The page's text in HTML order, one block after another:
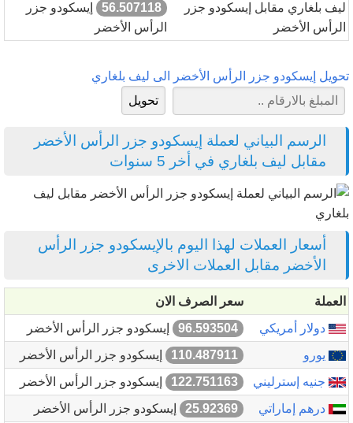
ليف بلغاري مقابل إيسكودو جزر
الرأس الأخضر
56.507118
إيسكودو جزر
الرأس الأخضر
تحويل إيسكودو جزر الرأس الأخضر الى ليف بلغاري
الرسم البياني لعملة إيسكودو جزر الرأس الأخضر
مقابل ليف بلغاري في أخر 5 سنوات
أسعار العملات لهذا اليوم بالإيسكودو جزر الرأس
الأخضر مقابل العملات الاخرى
العملة
سعر الصرف الان
دولار أمريكي
96.593504
إيسكودو جزر الرأس الأخضر
يورو
110.487911
إيسكودو جزر الرأس الأخضر
جنيه إسترليني
122.751163
إيسكودو جزر الرأس الأخضر
درهم إماراتي
25.92369
إيسكودو جزر الرأس الأخضر